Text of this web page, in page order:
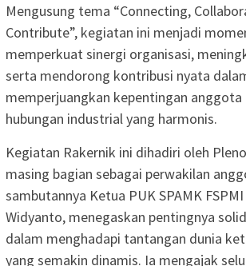
Mengusung tema “Connecting,
Contribute”, kegiatan ini menjadi
memperkuat sinergi organisasi,
serta mendorong kontribusi nyata
memperjuangkan kepentingan anggota
hubungan industrial yang harmonis.
Kegiatan Rakernik ini dihadiri oleh
masing bagian sebagai perwakilan
sambutannya Ketua PUK SPAMK
Widyanto, menegaskan pentingnya
dalam menghadapi tantangan dunia
yang semakin dinamis. Ia mengajak